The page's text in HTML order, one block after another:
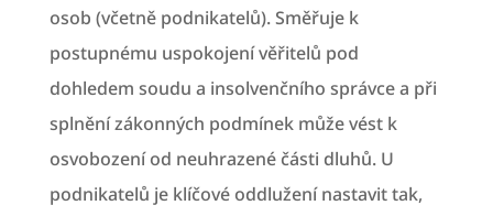
osob (včetně podnikatelů). Směřuje k
postupnému uspokojení věřitelů pod
dohledem soudu a insolvenčního správce a při
splnění zákonných podmínek může vést k
osvobození od neuhrazené části dluhů. U
podnikatelů je klíčové oddlužení nastavit tak,